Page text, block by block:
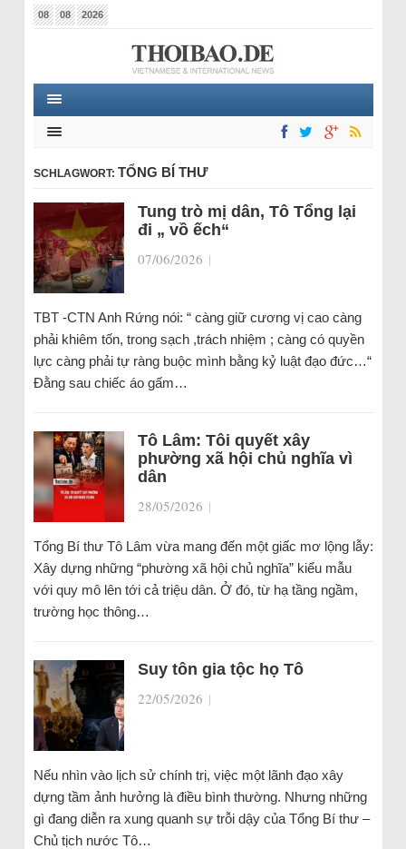
08 08 2026
SCHLAGWORT: TỔNG BÍ THƯ
Tung trò mị dân, Tô Tổng lại
đi „ vồ ếch“
07/06/2026 |
TBT -CTN Anh Rứng nói: “ càng giữ cương vị cao càng
phải khiêm tốn, trong sạch ,trách nhiệm ; càng có quyền
lực càng phải tự ràng buộc mình bằng kỷ luật đạo đức…“
Đằng sau chiếc áo gấm…
Tô Lâm: Tôi quyết xây
phường xã hội chủ nghĩa vì
dân
28/05/2026 |
Tổng Bí thư Tô Lâm vừa mang đến một giấc mơ lộng lẫy:
Xây dựng những “phường xã hội chủ nghĩa” kiểu mẫu
với quy mô lên tới cả triệu dân. Ở đó, từ hạ tầng ngầm,
trường học thông…
Suy tôn gia tộc họ Tô
22/05/2026 |
Nếu nhìn vào lịch sử chính trị, việc một lãnh đạo xây
dựng tầm ảnh hưởng là điều bình thường. Nhưng những
gì đang diễn ra xung quanh sự trỗi dậy của Tổng Bí thư –
Chủ tịch nước Tô…